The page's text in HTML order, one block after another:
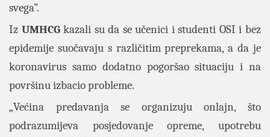
svega”.
Iz UMHCGkazali su da se učenici i studenti OSI i bez
epidemije suočavaju s različitim preprekama, a da je
koronavirus samo dodatno pogoršao situaciju i na
površinu izbacio probleme.
„Većina predavanja se organizuju onlajn, što
podrazumijeva posjedovanje opreme, upotrebu